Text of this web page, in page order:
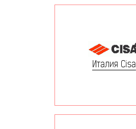
Италия Cisa